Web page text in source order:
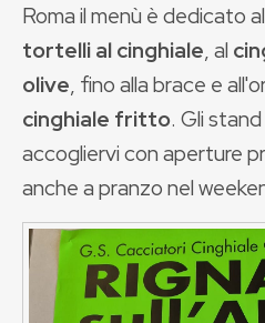
Roma il menù è dedicato
tortelli al cinghiale, al
olive, fino alla brace e
cinghiale fritto. Gli
accogliervi con aperture
anche a pranzo nel